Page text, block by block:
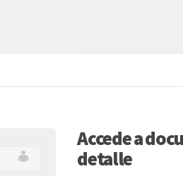
Accede a
detalle